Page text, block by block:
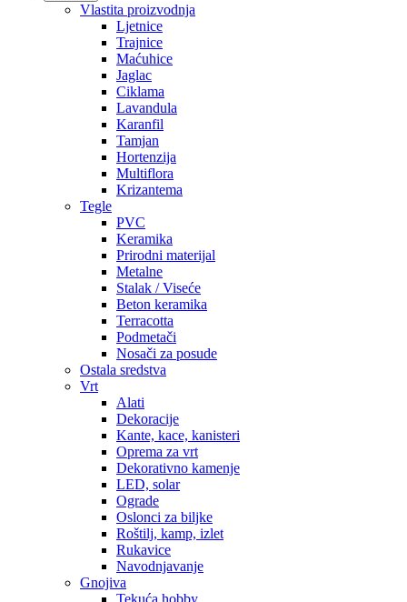
Vlastita proizvodnja
Ljetnice
Trajnice
Maćuhice
Jaglac
Ciklama
Lavandula
Karanfil
Tamjan
Hortenzija
Multiflora
Krizantema
Tegle
PVC
Keramika
Prirodni materijal
Metalne
Stalak / Viseće
Beton keramika
Terracotta
Podmetači
Nosači za posude
Ostala sredstva
Vrt
Alati
Dekoracije
Kante, kace, kanisteri
Oprema za vrt
Dekorativno kamenje
LED, solar
Ograde
Oslonci za biljke
Roštilj, kamp, izlet
Rukavice
Navodnjavanje
Gnojiva
Tekuća hobby